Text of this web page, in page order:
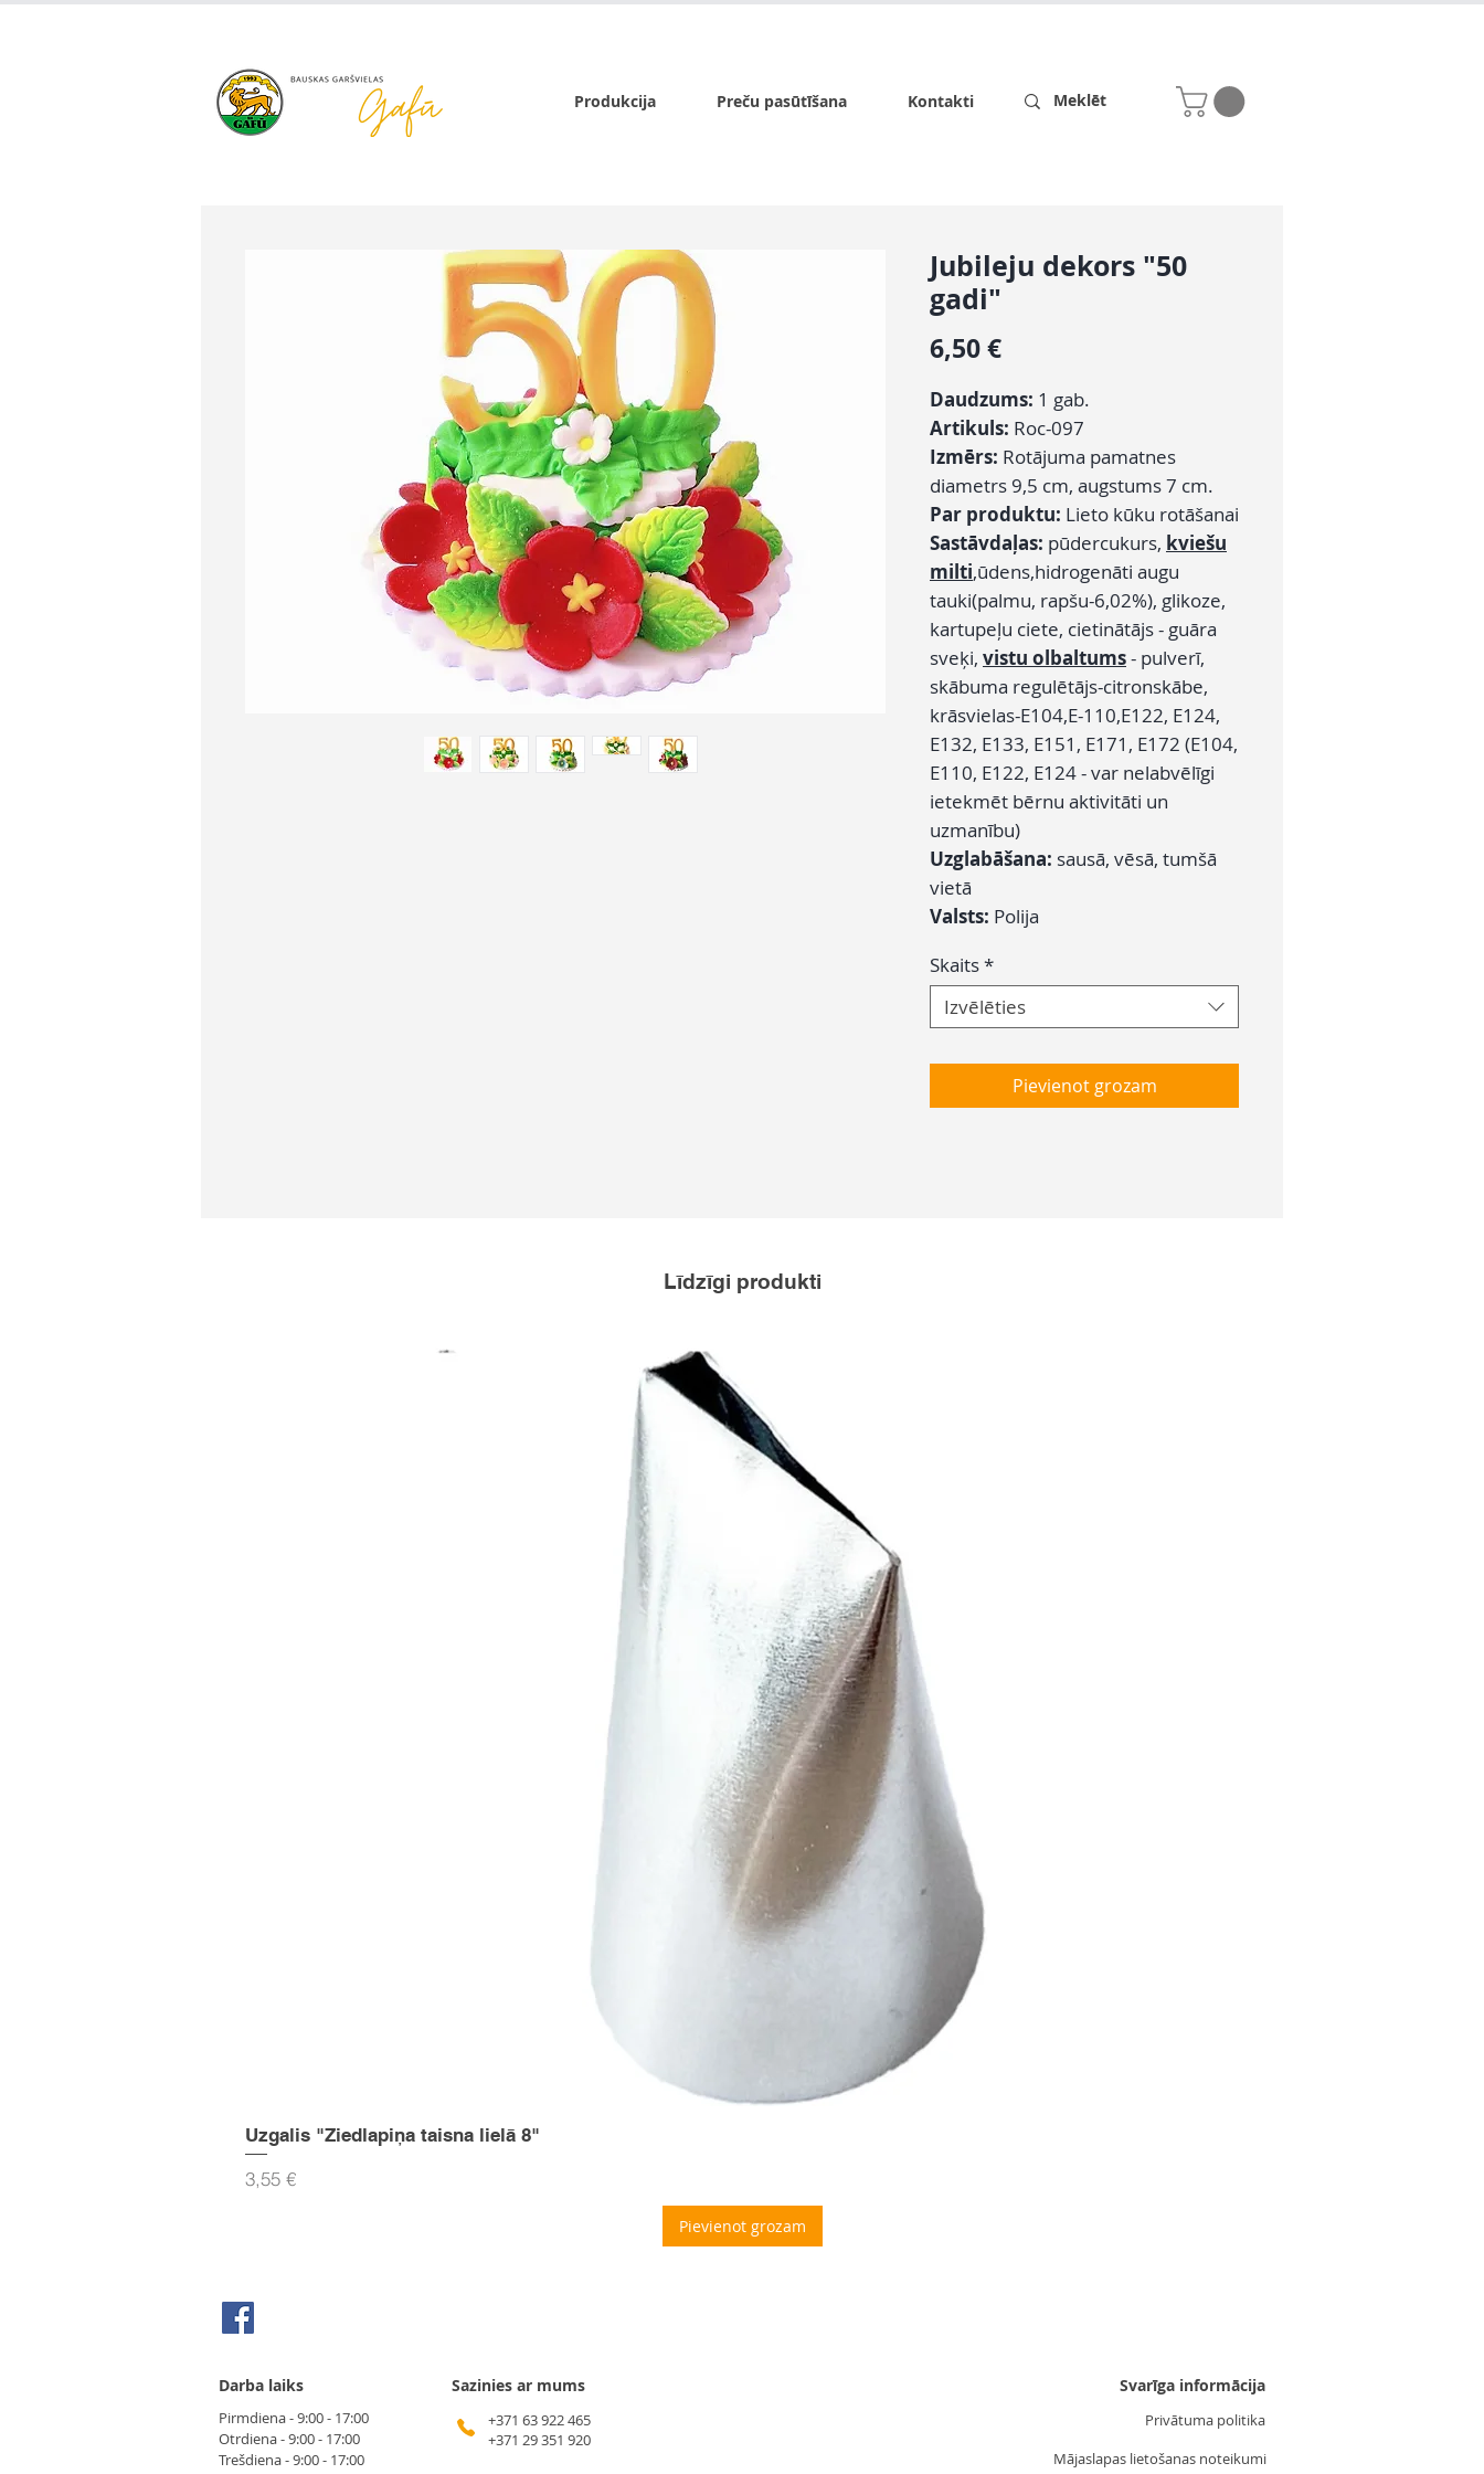
Produkcija Preču pasūtīšana Kontakti
Jubileju dekors "50
gadi"
6,50 €Cena
Daudzums: 1 gab.
Artikuls: Roc-097
Izmērs: Rotājuma pamatnes
diametrs 9,5 cm, augstums 7 cm.
Par produktu: Lieto kūku rotāšanai
Sastāvdaļas: pūdercukurs, kviešu
milti,ūdens,hidrogenāti augu
tauki(palmu, rapšu-6,02%), glikoze,
kartupeļu ciete, cietinātājs - guāra
sveķi, vistu olbaltums- pulverī,
skābuma regulētājs-citronskābe,
krāsvielas-E104,E-110,E122, E124,
E132, E133, E151, E171, E172 (E104,
E110, E122, E124 - var nelabvēlīgi
ietekmēt bērnu aktivitāti un
uzmanību)
Uzglabāšana: sausā, vēsā, tumšā
vietā
Valsts: Polija
Skaits*
Izvēlēties
Pievienot grozam
Līdzīgi produkti
Uzgalis "Ziedlapiņa taisna lielā 8"
Cena
3,55 €
Pievienot grozam
Darba laiks
Pirmdiena - 9:00 - 17:00
Otrdiena - 9:00 - 17:00
Trešdiena - 9:00 - 17:00
Sazinies ar mums
+371 63 922 465
+371 29 351 920
Svarīga informācija
Privātuma politika
Mājaslapas lietošanas noteikumi